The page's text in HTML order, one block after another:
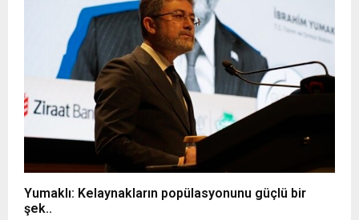
Yumaklı: Kelaynakların popülasyonunu güçlü bir
şek..